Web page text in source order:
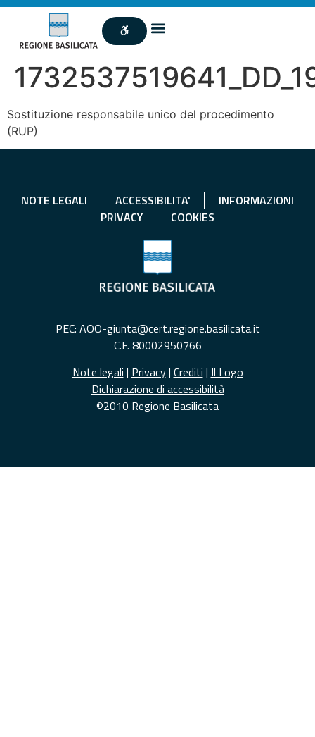
Sostituzione responsabile unico del procedimento
(RUP)
NOTE LEGALI ACCESSIBILITA'
INFORMAZIONI
PRIVACY
COOKIES
PEC: AOO-giunta@cert.regione.basilicata.it
C.F. 80002950766
Note legali | Privacy| Crediti | Il Logo
Dichiarazione di accessibilità
©2010 Regione Basilicata